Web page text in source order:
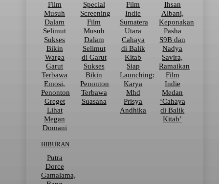
Film
Musuh
Dalam
Selimut
Sukses
Bikin
Warga
Garut
Terbawa
Emosi,
Penonton
Greget
Lihat
Megan
Domani
Special
Screening
Film
Musuh
Dalam
Selimut
di Garut
Sukses
Bikin
Penonton
Terbawa
Suasana
Film
Indie
Sumatera
Utara
Cahaya
di Balik
Kitab
Siap
Launching:
Karya
Mhd
Prisya
Andhika
Ihsan
Albani,
Keponakan
Pasha
S9B dan
Nadya
Savira,
Ramaikan
Film
Indie
Medan
‘Cahaya
di Balik
Kitab’
HIBURAN
Putra
Dorce
Gamalama,